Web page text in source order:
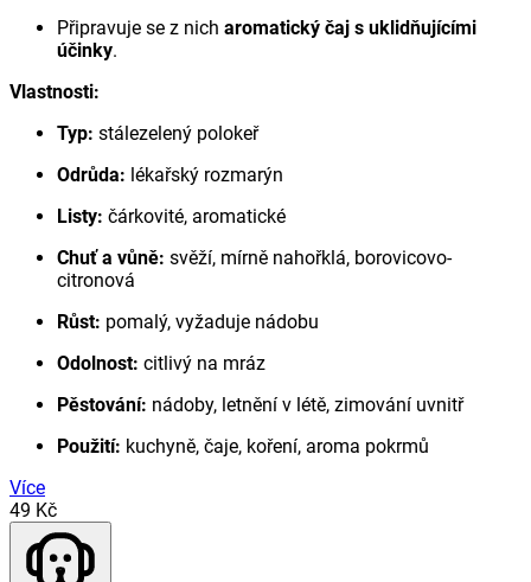
Připravuje se z nich aromatický čaj s uklidňujícími
účinky.
Vlastnosti:
Typ: stálezelený polokeř
Odrůda: lékařský rozmarýn
Listy: čárkovité, aromatické
Chuť a vůně: svěží, mírně nahořklá, borovicovo-
citronová
Růst: pomalý, vyžaduje nádobu
Odolnost: citlivý na mráz
Pěstování: nádoby, letnění v létě, zimování uvnitř
Použití: kuchyně, čaje, koření, aroma pokrmů
Více
49 Kč